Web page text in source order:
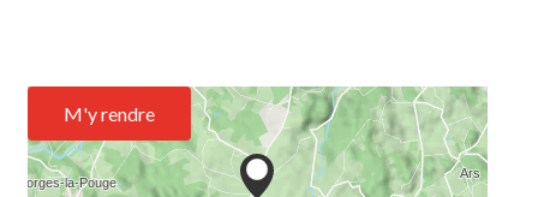
M'y rendre